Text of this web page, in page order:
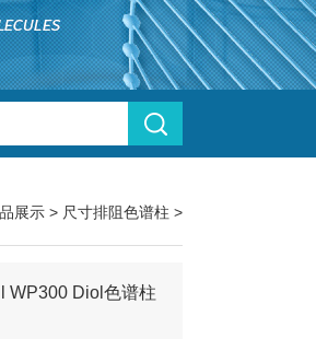
展示 > 尺寸排阻色谱柱 >
WP300 Diol色谱柱